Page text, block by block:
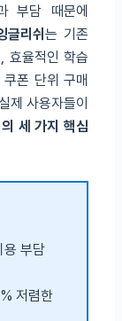
부담 때문에
글리쉬는 기존
효율적인 학습
폰 단위 구매
제 사용자들이
세 가지 핵심
용 부담
저렴한